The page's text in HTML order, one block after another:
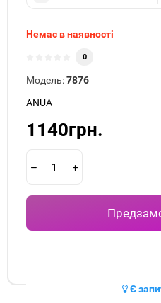
Немає в наявності
0
Модель:7876
ANUA
1140грн.
Є